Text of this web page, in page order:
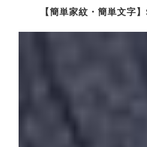
【簡単家紋・簡単文字